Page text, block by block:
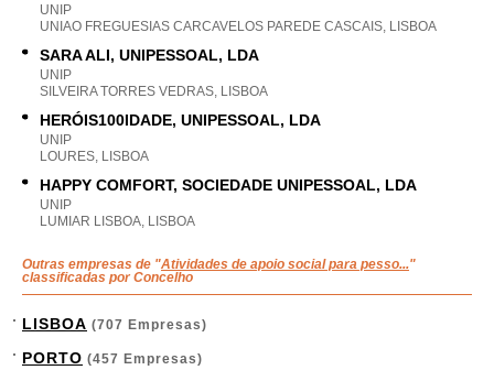
UNIP
UNIAO FREGUESIAS CARCAVELOS PAREDE CASCAIS, LISBOA
SARA ALI, UNIPESSOAL, LDA
UNIP
SILVEIRA TORRES VEDRAS, LISBOA
HERÓIS100IDADE, UNIPESSOAL, LDA
UNIP
LOURES, LISBOA
HAPPY COMFORT, SOCIEDADE UNIPESSOAL, LDA
UNIP
LUMIAR LISBOA, LISBOA
Outras empresas de "Atividades de apoio social para pesso..."
classificadas por Concelho
LISBOA (707 Empresas)
PORTO (457 Empresas)